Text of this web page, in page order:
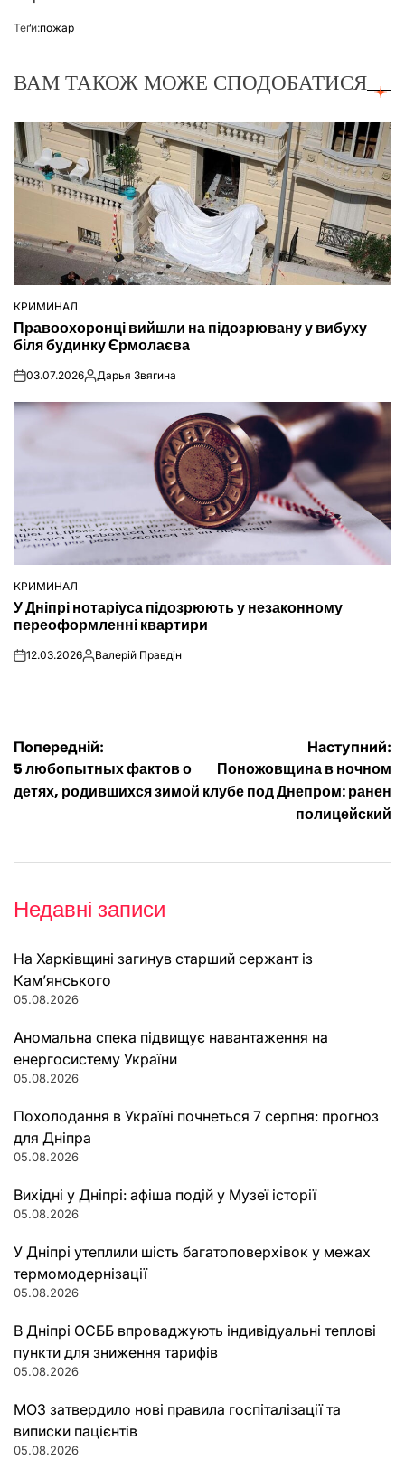
Теґи:пожар
ВАМ ТАКОЖ МОЖЕ СПОДОБАТИСЯ
ОПУБЛІКУВАТИ
КРИМИНАЛ
Правоохоронці вийшли на підозрювану у вибуху
біля будинку Єрмолаєва
on03.07.2026Опубліковано
Дарья Звягина
ОПУБЛІКУВАТИ
У
КРИМИНАЛ
У Дніпрі нотаріуса підозрюють у незаконному
переоформленні квартири
on12.03.2026Опубліковано
Валерій Правдін
Навігація
записів
Попередній:
5 любопытных фактов о
детях, родившихся зимой
Наступний:
Поножовщина в ночном
клубе под Днепром: ранен
полицейский
Недавні записи
На Харківщині загинув старший сержант із
Кам’янського
05.08.2026
Аномальна спека підвищує навантаження на
енергосистему України
05.08.2026
Похолодання в Україні почнеться 7 серпня: прогноз
для Дніпра
05.08.2026
Вихідні у Дніпрі: афіша подій у Музеї історії
05.08.2026
У Дніпрі утеплили шість багатоповерхівок у межах
термомодернізації
05.08.2026
В Дніпрі ОСББ впроваджують індивідуальні теплові
пункти для зниження тарифів
05.08.2026
МОЗ затвердило нові правила госпіталізації та
виписки пацієнтів
05.08.2026